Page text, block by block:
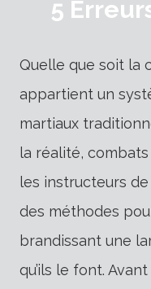
5
Quelle que soit la
appartient un
martiaux
la réalité,
les instructeurs
des méthodes
brandissant une
qu’ils le font.